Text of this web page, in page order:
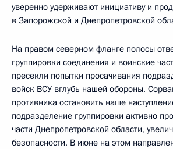
уверенно удерживают инициативу и
в Запорожской и Днепропетровской
На правом северном фланге полосы
группировки соединения и воинские
пресекли попытки просачивания
войск ВСУ вглубь нашей обороны.
противника остановить наше
подразделение группировки активно
части Днепропетровской области,
безопасности. В июне на этом